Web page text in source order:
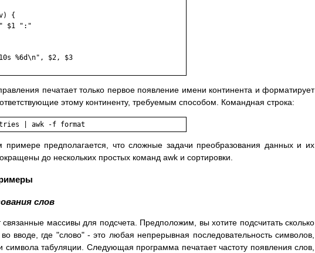
{
$1 ":"
%6d\n", $2, $3
печатает только первое появление имени континента и форматирует
этому континенту, требуемым способом. Командная строка:
| awk -f format
примере предполагается, что сложные задачи преобразования данных и их
до нескольких простых команд awk и сортировки.
слов
массивы для подсчета. Предположим, вы хотите подсчитать сколько
вводе, где "слово" - это любая непрерывная последовательность символов,
символа табуляции. Следующая программа печатает частоту появления слов,